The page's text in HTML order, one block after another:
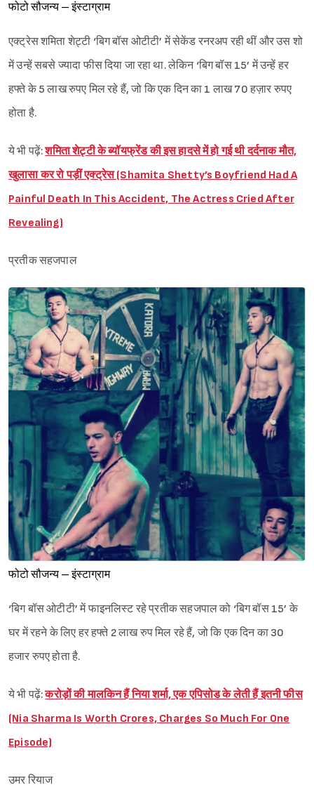
Sign in
फोटो सौजन्य – इंस्टाग्राम
एक्ट्रेस शमिता शेट्टी ‘बिग बॉस ओटीटी’ में सेकेंड रनरअप रही थीं और उस शो
में उन्हें सबसे ज्यादा फीस दिया जा रहा था. लेकिन ‘बिग बॉस 15’ में उन्हें हर
हफ्ते के 5 लाख रुपए मिल रहे हैं, जो कि एक दिन का 1 लाख 70 हज़ार रुपए
होता है.
ये भी पढ़ें:शमिता शेट्टी के ब्यॉयफ्रेंड की इस हादसे में हो गई थी दर्दनाक मौत,
खुलासा कर रो पड़ीं एक्ट्रेस (Shamita Shetty’s Boyfriend Had A
Painful Death In This Accident, The Actress Cried After
Revealing)
प्रतीक सहजपाल
फोटो सौजन्य – इंस्टाग्राम
‘बिग बॉस ओटीटी’ में फाइनलिस्ट रहे प्रतीक सहजपाल को ‘बिग बॉस 15’ के
घर में रहने के लिए हर हफ्ते 2 लाख रुप मिल रहे हैं, जो कि एक दिन का 30
हजार रुपए होता है.
ये भी पढ़ें:करोड़ों की मालकिन हैं निया शर्मा, एक एपिसोड के लेती हैं इतनी फीस
(Nia Sharma Is Worth Crores, Charges So Much For One
Episode)
उमर रियाज